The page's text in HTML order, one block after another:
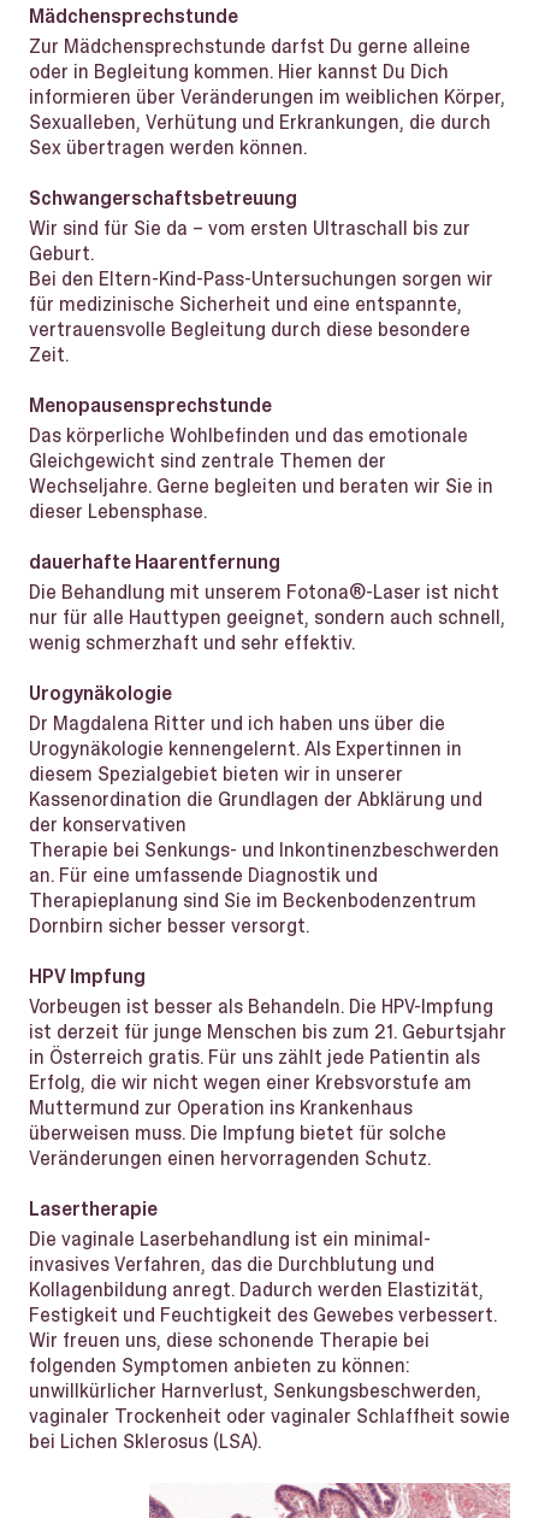
Mädchensprechstunde
Zur Mädchensprechstunde darfst Du gerne alleine
oder in Begleitung kommen. Hier kannst Du Dich
informieren über Veränderungen im weiblichen Körper,
Sexualleben, Verhütung und Erkrankungen, die durch
Sex übertragen werden können.
Schwangerschaftsbetreuung
Wir sind für Sie da – vom ersten Ultraschall bis zur
Geburt.
Bei den Eltern-Kind-Pass-Untersuchungen sorgen wir
für medizinische Sicherheit und eine entspannte,
vertrauensvolle Begleitung durch diese besondere
Zeit.
Menopausensprechstunde
Das körperliche Wohlbefinden und das emotionale
Gleichgewicht sind zentrale Themen der
Wechseljahre. Gerne begleiten und beraten wir Sie in
dieser Lebensphase.
dauerhafte Haarentfernung
Die Behandlung mit unserem Fotona®-Laser ist nicht
nur für alle Hauttypen geeignet, sondern auch schnell,
wenig schmerzhaft und sehr effektiv.
Urogynäkologie
Dr Magdalena Ritter und ich haben uns über die
Urogynäkologie kennengelernt. Als Expertinnen in
diesem Spezialgebiet bieten wir in unserer
Kassenordination die Grundlagen der Abklärung und
der konservativen
Therapie bei Senkungs- und Inkontinenzbeschwerden
an. Für eine umfassende Diagnostik und
Therapieplanung sind Sie im Beckenbodenzentrum
Dornbirn sicher besser versorgt.
HPV Impfung
Vorbeugen ist besser als Behandeln. Die HPV-Impfung
ist derzeit für junge Menschen bis zum 21. Geburtsjahr
in Österreich gratis. Für uns zählt jede Patientin als
Erfolg, die wir nicht wegen einer Krebsvorstufe am
Muttermund zur Operation ins Krankenhaus
überweisen muss. Die Impfung bietet für solche
Veränderungen einen hervorragenden Schutz.
Lasertherapie
Die vaginale Laserbehandlung ist ein minimal-
invasives Verfahren, das die Durchblutung und
Kollagenbildung anregt. Dadurch werden Elastizität,
Festigkeit und Feuchtigkeit des Gewebes verbessert.
Wir freuen uns, diese schonende Therapie bei
folgenden Symptomen anbieten zu können:
unwillkürlicher Harnverlust, Senkungsbeschwerden,
vaginaler Trockenheit oder vaginaler Schlaffheit sowie
bei Lichen Sklerosus (LSA).